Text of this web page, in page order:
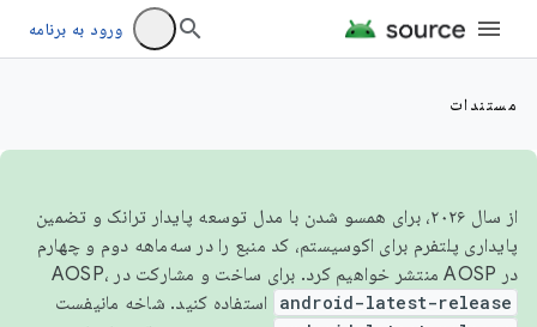
ورود به برنامه
مستندات
از سال ۲۰۲۶، برای همسو شدن با مدل توسعه پایدار ترانک و تضمین
پایداری پلتفرم برای اکوسیستم، کد منبع را در سه‌ماهه دوم و چهارم
در AOSP منتشر خواهیم کرد. برای ساخت و مشارکت در AOSP،
android-latest-release استفاده کنید. شاخه مانیفست